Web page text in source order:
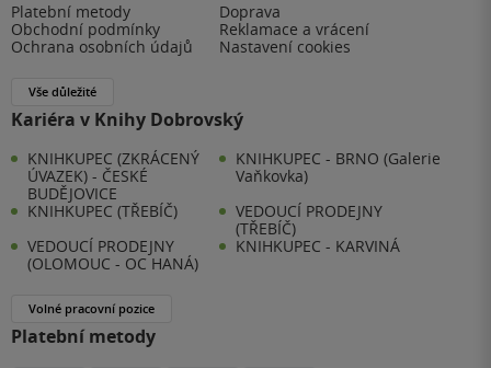
Platební metody
Doprava
Obchodní podmínky
Reklamace a vrácení
Ochrana osobních údajů
Nastavení cookies
Vše důležité
Kariéra v Knihy Dobrovský
KNIHKUPEC (ZKRÁCENÝ
ÚVAZEK) - ČESKÉ
BUDĚJOVICE
KNIHKUPEC - BRNO (Galerie
Vaňkovka)
KNIHKUPEC (TŘEBÍČ)
VEDOUCÍ PRODEJNY
(TŘEBÍČ)
VEDOUCÍ PRODEJNY
(OLOMOUC - OC HANÁ)
KNIHKUPEC - KARVINÁ
Volné pracovní pozice
Platební metody